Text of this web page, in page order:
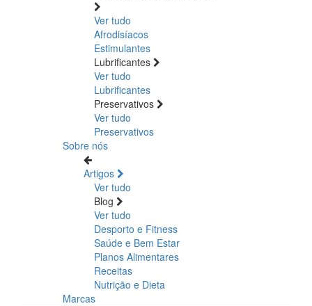
Ver tudo
Afrodisíacos
Estimulantes
Lubrificantes
Ver tudo
Lubrificantes
Preservativos
Ver tudo
Preservativos
Sobre nós
Artigos
Ver tudo
Blog
Ver tudo
Desporto e Fitness
Saúde e Bem Estar
Planos Alimentares
Receitas
Nutrição e Dieta
Marcas